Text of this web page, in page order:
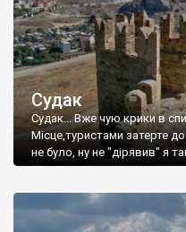
Судак
Судак... Вже чую крики в
Місце,туристами затерте
не було, ну не "дірявив" я